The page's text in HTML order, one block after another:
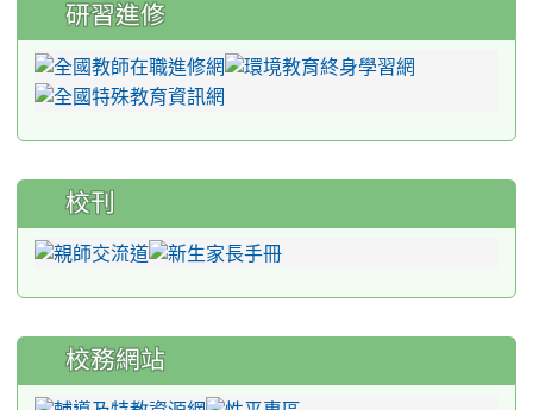
研習進修
校刊
校務網站